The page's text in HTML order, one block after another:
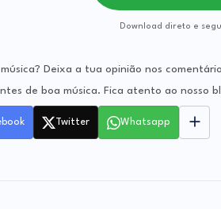
Download direto e
Deixa a tua opinião nos
de boa música. Fica atento ao nosso
Twitter Whatsapp